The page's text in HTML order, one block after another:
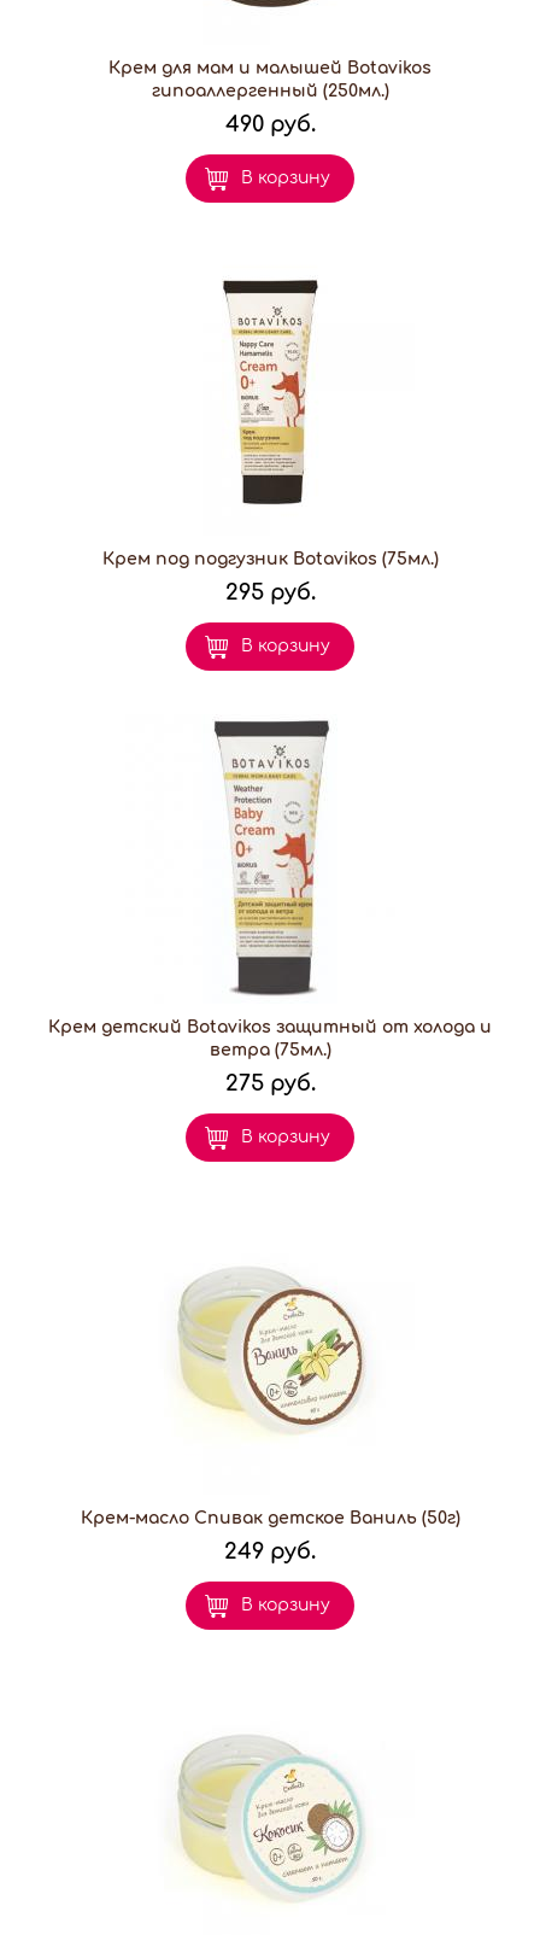
Крем для мам и малышей Botavikos
гипоаллергенный (250мл.)
490 руб.
В корзину
Крем под подгузник Botavikos (75мл.)
295 руб.
В корзину
Крем детский Botavikos защитный от холода и
ветра (75мл.)
275 руб.
В корзину
Крем-масло Спивак детское Ваниль (50г)
249 руб.
В корзину